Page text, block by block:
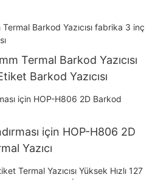
Termal Barkod Yazıcısı
Barkod Yazıcısı
için HOP-H806 2D
Yazıcı